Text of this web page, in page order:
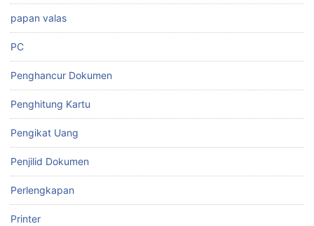
papan valas
PC
Penghancur Dokumen
Penghitung Kartu
Pengikat Uang
Penjilid Dokumen
Perlengkapan
Printer